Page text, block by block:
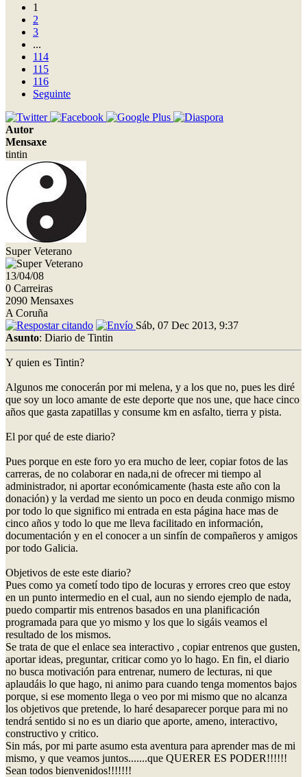
1
2
3
...
114
115
116
Seguinte
Autor
Mensaxe
tintin
Super Veterano
13/04/08
0 Carreiras
2090 Mensaxes
A Coruña
Sáb, 07 Dec 2013, 9:37
Asunto: Diario de Tintin
Y quien es Tintin?
Algunos me conocerán por mi melena, y a los que no, pues les diré
que soy un loco amante de este deporte que nos une, que hace cinco
años que gasta zapatillas y consume km en asfalto, tierra y pista.
El por qué de este diario?
Pues porque en este foro yo era mucho de leer, copiar fotos de las
carreras, de no colaborar en nada,ni de ofrecer mi tiempo al
administrador, ni aportar económicamente (hasta este año con la
donación) y la verdad me siento un poco en deuda conmigo mismo
por todo lo que significo mi entrada en esta página hace mas de
cinco años y todo lo que me lleva facilitado en información,
documentación y en el conocer a un sinfín de compañeros y amigos
por todo Galicia.
Objetivos de este este diario?
Pues como ya cometí todo tipo de locuras y errores creo que estoy
en un punto intermedio en el cual, aun no siendo ejemplo de nada,
puedo compartir mis entrenos basados en una planificación
programada para que yo mismo y los que lo sigáis veamos el
resultado de los mismos.
Se trata de que el enlace sea interactivo , copiar entrenos que gusten,
aportar ideas, preguntar, criticar como yo lo hago. En fin, el diario
no busca motivación para entrenar, numero de lecturas, ni que
aplaudáis lo que hago, ni animo para cuando tenga momentos bajos
porque, si ese momento llega o veo por mi mismo que no alcanza
los objetivos que pretende, lo haré desaparecer porque para mi no
tendrá sentido si no es un diario que aporte, ameno, interactivo,
constructivo y critico.
Sin más, por mi parte asumo esta aventura para aprender mas de mi
mismo, y que veamos juntos.......que QUERER ES PODER!!!!!!
Sean todos bienvenidos!!!!!!!